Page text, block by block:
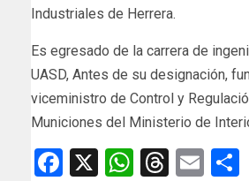
Industriales de Herrera.
Es egresado de la carrera de
UASD, Antes de su designación,
viceministro de Control y
Municiones del Ministerio de
Facebook
X WhatsApp